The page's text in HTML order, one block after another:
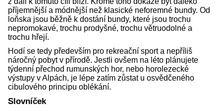
příjemnější a módnější než klasické neforemné bundy. Od
loňska jsou běžně k dostání bundy, které jsou trochu
nepromokavé, trochu prodyšné, trochu větruodolné a
trochu hřejí.
Hodí se tedy především pro rekreační sport a nepříliš
náročný pobyt v přírodě. Jestli ovšem na léto plánujete
týdenní přechod rumunských hor, nebo horolezecké
výstupy v Alpách, je lépe zatím zůstat u osvědčeného
cibulového principu oblékání.
Slovníček